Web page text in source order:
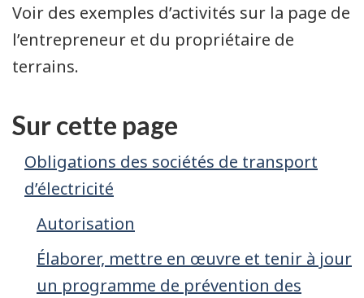
Voir des exemples d’activités sur la page de
l’entrepreneur et du propriétaire de
terrains.
Sur cette page
Obligations des sociétés de transport
d’électricité
Autorisation
Élaborer, mettre en œuvre et tenir à jour
un programme de prévention des